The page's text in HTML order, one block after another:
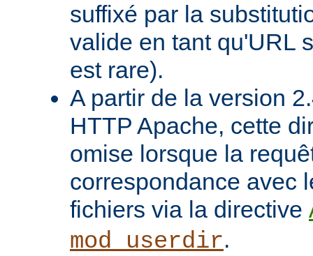
suffixé par la
valide en tant qu'URL
est rare).
A partir de la version
HTTP Apache, cette
omise lorsque la
correspondance avec
fichiers via la directive
mod_userdir.